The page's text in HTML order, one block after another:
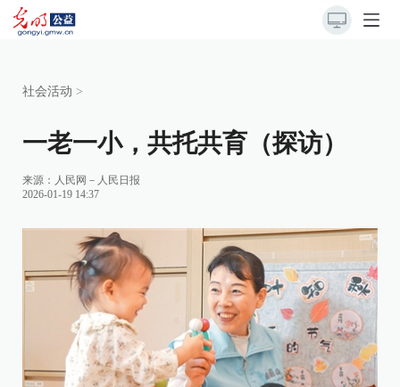
社会活动 >
一老一小，共托共育（探访）
来源： 人民网－人民日报
2026-01-19 14:37